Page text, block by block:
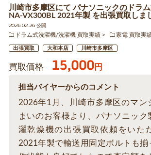
川崎市多摩区にて パナソニックのドラ
NA-VX300BL 2021年製 を出張買取しま
2026.02.26 公開
ドラム式洗濯機/洗濯機 買取実績
家電 買取実
出張買取 大和本店 川崎市多摩区
買取価格 15,000円
担当バイヤーからのコメント
2026年1月、川崎市多摩区のマン
まいのお客様より、パナソニック
濯乾燥機の出張買取依頼をいた
2021年製で輸送用固定ボルトも揃